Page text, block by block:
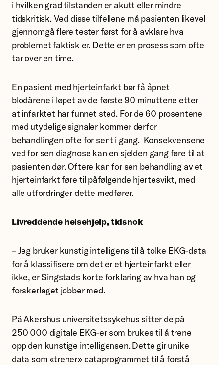
i hvilken grad tilstanden er akutt eller mindre
tidskritisk. Ved disse tilfellene må pasienten likevel
gjennomgå flere tester først for å avklare hva
problemet faktisk er. Dette er en prosess som ofte
tar over en time.
En pasient med hjerteinfarkt bør få åpnet
blodårene i løpet av de første 90 minuttene etter
at infarktet har funnet sted. For de 60 prosentene
med utydelige signaler kommer derfor
behandlingen ofte for sent i gang. Konsekvensene
ved for sen diagnose kan en sjelden gang føre til at
pasienten dør. Oftere kan for sen behandling av et
hjerteinfarkt føre til påfølgende hjertesvikt, med
alle utfordringer dette medfører.
Livreddende helsehjelp, tidsnok
– Jeg bruker kunstig intelligens til å tolke EKG-data
for å klassifisere om det er et hjerteinfarkt eller
ikke, er Singstads korte forklaring av hva han og
forskerlaget jobber med.
På Akershus universitetssykehus sitter de på
250 000 digitale EKG-er som brukes til å trene
opp den kunstige intelligensen. Dette gir unike
data som «trener» dataprogrammet til å forstå